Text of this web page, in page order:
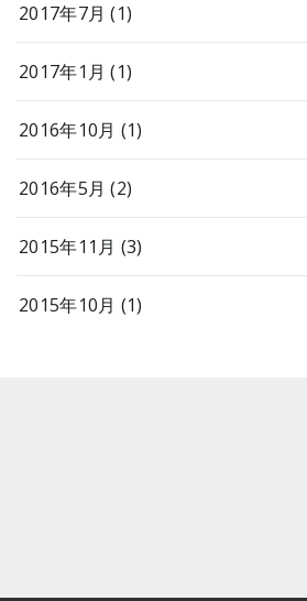
2017年7月 (1)
2017年1月 (1)
2016年10月 (1)
2016年5月 (2)
2015年11月 (3)
2015年10月 (1)